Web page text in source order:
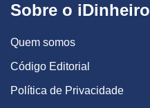
Sobre o iDinheiro
Quem somos
Código Editorial
Política de Privacidade